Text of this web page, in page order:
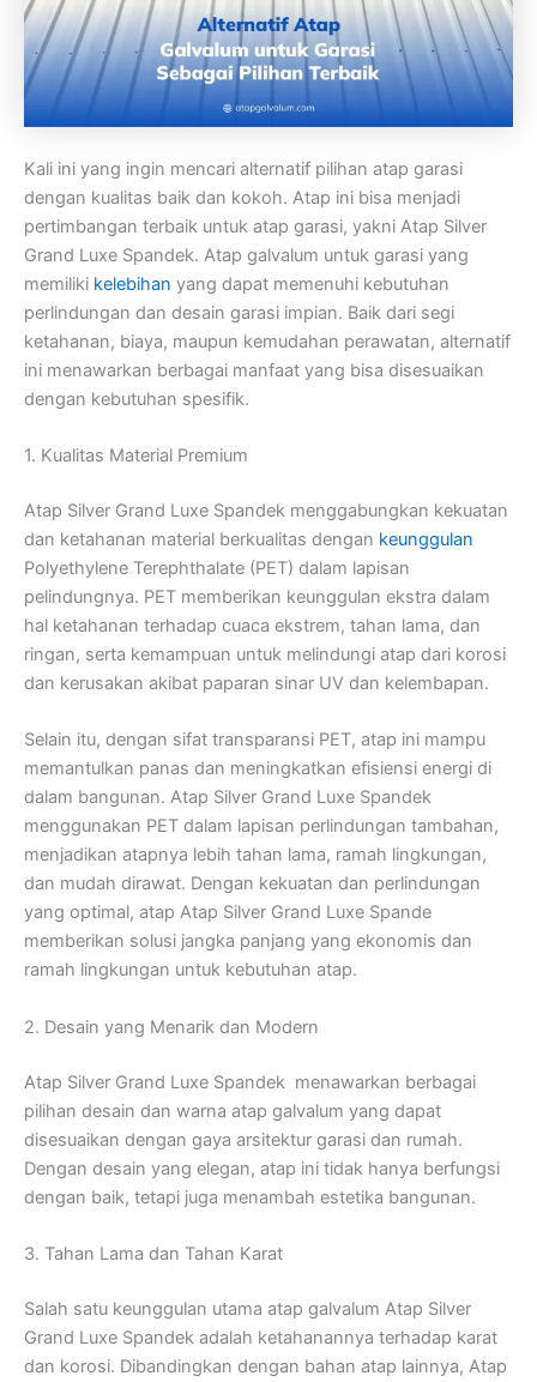
Kali ini yang ingin mencari alternatif pilihan atap garasi
dengan kualitas baik dan kokoh. Atap ini bisa menjadi
pertimbangan terbaik untuk atap garasi, yakni Atap Silver
Grand Luxe Spandek. Atap galvalum untuk garasi yang
memiliki kelebihan yang dapat memenuhi kebutuhan
perlindungan dan desain garasi impian. Baik dari segi
ketahanan, biaya, maupun kemudahan perawatan, alternatif
ini menawarkan berbagai manfaat yang bisa disesuaikan
dengan kebutuhan spesifik.
1. Kualitas Material Premium
Atap Silver Grand Luxe Spandek menggabungkan kekuatan
dan ketahanan material berkualitas dengan keunggulan
Polyethylene Terephthalate (PET) dalam lapisan
pelindungnya. PET memberikan keunggulan ekstra dalam
hal ketahanan terhadap cuaca ekstrem, tahan lama, dan
ringan, serta kemampuan untuk melindungi atap dari korosi
dan kerusakan akibat paparan sinar UV dan kelembapan.
Selain itu, dengan sifat transparansi PET, atap ini mampu
memantulkan panas dan meningkatkan efisiensi energi di
dalam bangunan. Atap Silver Grand Luxe Spandek
menggunakan PET dalam lapisan perlindungan tambahan,
menjadikan atapnya lebih tahan lama, ramah lingkungan,
dan mudah dirawat. Dengan kekuatan dan perlindungan
yang optimal, atap Atap Silver Grand Luxe Spande
memberikan solusi jangka panjang yang ekonomis dan
ramah lingkungan untuk kebutuhan atap.
2. Desain yang Menarik dan Modern
Atap Silver Grand Luxe Spandek menawarkan berbagai
pilihan desain dan warna atap galvalum yang dapat
disesuaikan dengan gaya arsitektur garasi dan rumah.
Dengan desain yang elegan, atap ini tidak hanya berfungsi
dengan baik, tetapi juga menambah estetika bangunan.
3. Tahan Lama dan Tahan Karat
Salah satu keunggulan utama atap galvalum Atap Silver
Grand Luxe Spandek adalah ketahanannya terhadap karat
dan korosi. Dibandingkan dengan bahan atap lainnya, Atap